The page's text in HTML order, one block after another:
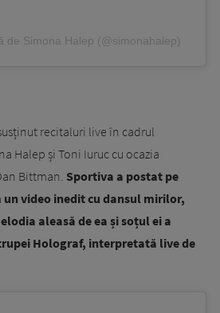
de Simona Halep (@simonahalep)
recitaluri live în cadrul
Halep și Toni Iuruc cu ocazia
Bittman. Sportiva a postat pe
video inedit cu dansul mirilor,
aleasă de ea și soțul ei a
Holograf, interpretată live de